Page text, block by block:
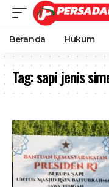
Beranda Hukum
Tag:sapi jenis